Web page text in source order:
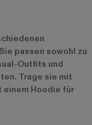
passen sowohl zu
Outfits und
Trage sie mit
einem Hoodie für